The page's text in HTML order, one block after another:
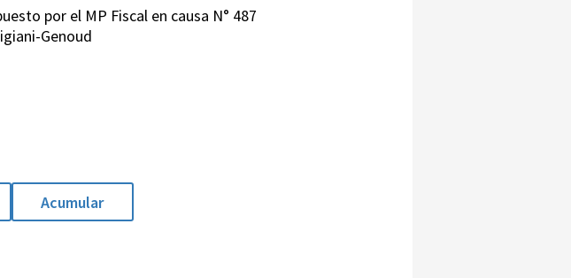
por el MP Fiscal en causa N° 487
Genoud
Acumular